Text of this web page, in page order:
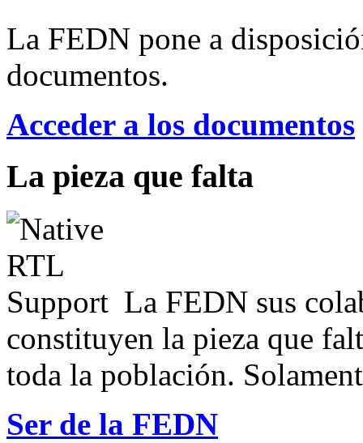
La FEDN pone a
documentos.
Acceder a los documentos
La pieza que falta
La FEDN sus
constituyen la pieza que
toda la población.
Ser de la FEDN